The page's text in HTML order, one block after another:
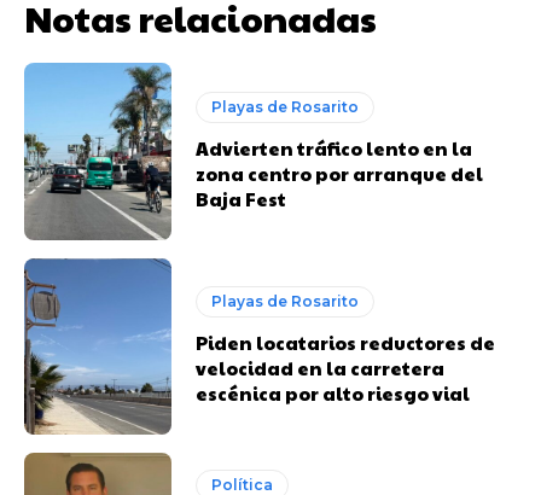
Notas relacionadas
Playas de Rosarito
Advierten tráfico lento en la
zona centro por arranque del
Baja Fest
Playas de Rosarito
Piden locatarios reductores de
velocidad en la carretera
escénica por alto riesgo vial
Política